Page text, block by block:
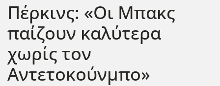
Πέρκινς: «Οι Μπακς
παίζουν καλύτερα
χωρίς τον
Αντετοκούνμπο»